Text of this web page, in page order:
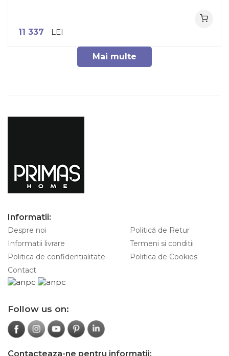
11 337 LEI
Mai multe
Informatii:
Despre noi
Politică de Retur
Informatii livrare
Termeni si conditii
Politica de confidentialitate
Politica de Cookies
Contact
Follow us on:
Contacteaza-ne pentru informatii: